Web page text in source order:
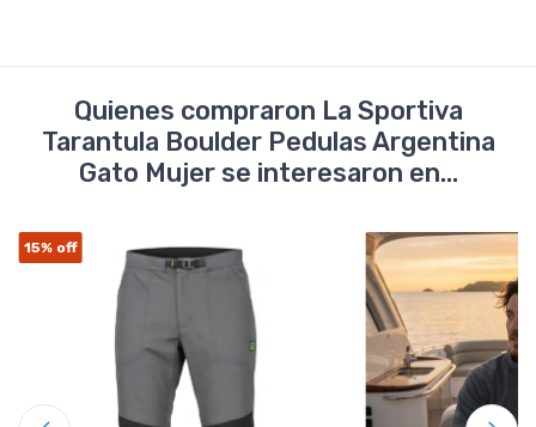
Quienes compraron La Sportiva
Tarantula Boulder Pedulas Argentina
Gato Mujer se interesaron en...
15% off